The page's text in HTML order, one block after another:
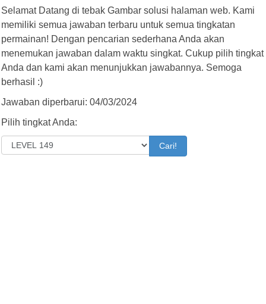
Selamat Datang di tebak Gambar solusi halaman web. Kami
memiliki semua jawaban terbaru untuk semua tingkatan
permainan! Dengan pencarian sederhana Anda akan
menemukan jawaban dalam waktu singkat. Cukup pilih tingkat
Anda dan kami akan menunjukkan jawabannya. Semoga
berhasil :)
Jawaban diperbarui: 04/03/2024
Pilih tingkat Anda:
Cari!